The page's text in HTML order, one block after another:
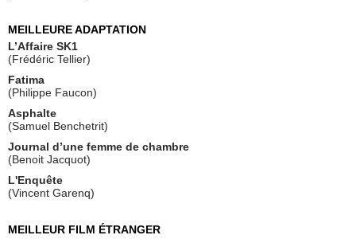
MEILLEURE ADAPTATION
L’Affaire SK1
(Frédéric Tellier)
Fatima
(Philippe Faucon)
Asphalte
(Samuel Benchetrit)
Journal d’une femme de chambre
(Benoit Jacquot)
L'Enquête
(Vincent Garenq)
MEILLEUR FILM ÉTRANGER